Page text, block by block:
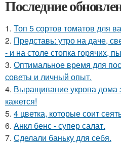
Последние
1. Топ 5 сортов томатов для
2. Представь: утро на даче,
- и на столе стопка горячих,
3. Оптимальное время для
советы и личный опыт.
4. Выращивание укропа дома
кажется!
5. 4 цветка, которые соит
6. Анкл бенс - супер салат.
7. Сделали баньку для себя.